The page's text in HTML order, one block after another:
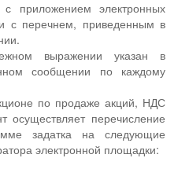
приложением электронных
с перечнем, приведенным в
выражении указан в
сообщении по каждому
по продаже акций, НДС
осуществляет перечисление
задатка на следующие
электронной площадки: